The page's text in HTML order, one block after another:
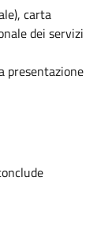
carta
dei servizi
presentazione